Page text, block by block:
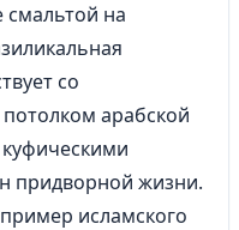
на
со
арабской
придворной жизни.
исламского